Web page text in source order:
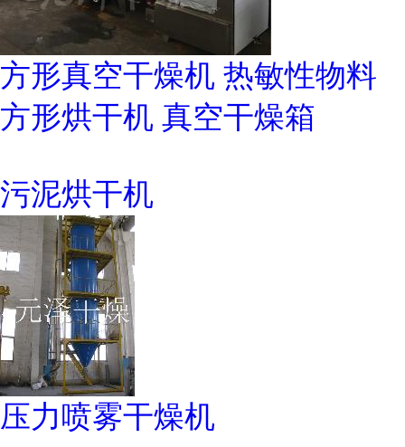
方形真空干燥机 热敏性物料
方形烘干机 真空干燥箱
污泥烘干机
压力喷雾干燥机